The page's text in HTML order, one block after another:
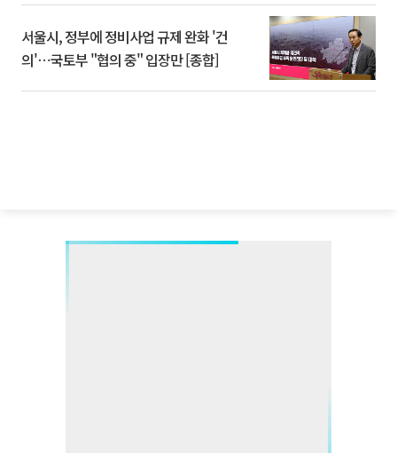
서울시, 정부에 정비사업 규제 완화 '건
의'⋯국토부 "협의 중" 입장만 [종합]